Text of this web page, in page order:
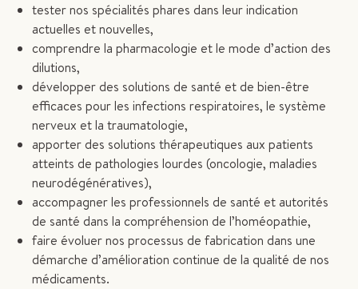
tester nos spécialités phares dans leur indication
actuelles et nouvelles,
comprendre la pharmacologie et le mode d’action des
dilutions,
développer des solutions de santé et de bien-être
efficaces pour les infections respiratoires, le système
nerveux et la traumatologie,
apporter des solutions thérapeutiques aux patients
atteints de pathologies lourdes (oncologie, maladies
neurodégénératives),
accompagner les professionnels de santé et autorités
de santé dans la compréhension de l’homéopathie,
faire évoluer nos processus de fabrication dans une
démarche d’amélioration continue de la qualité de nos
médicaments.